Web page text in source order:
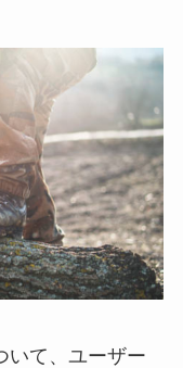
いて、ユーザー